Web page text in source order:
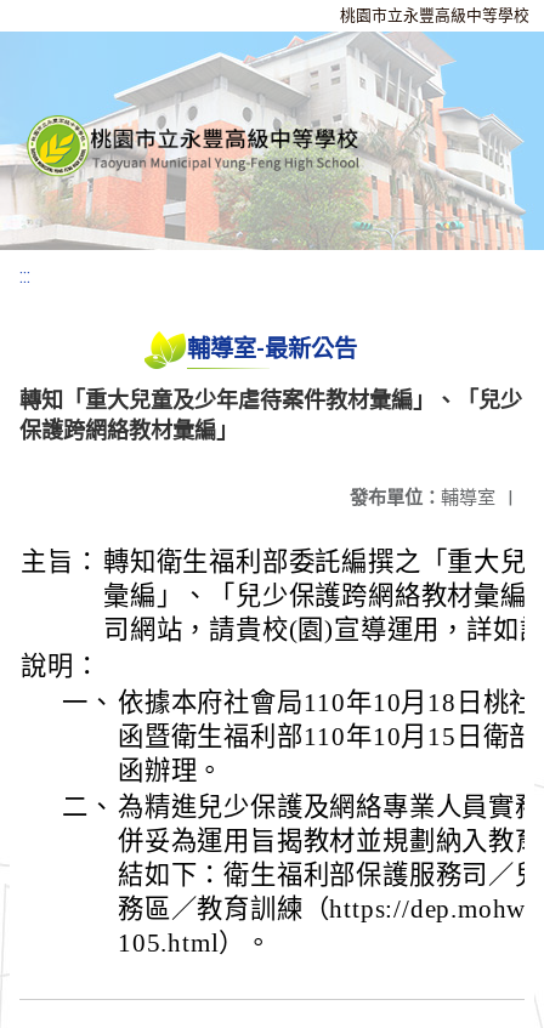
桃園市立永豐高級中等學校
:::
輔導室-最新公告
轉知「重大兒童及少年虐待案件教材彙編」、「兒少
保護跨網絡教材彙編」
發布單位： 輔導室 |
主旨： 轉知衛生福利部委託編撰之「重大兒
彙編」、「兒少保護跨網絡教材彙編
司網站，請貴校(園)宣導運用，詳如
說明：
一、 依據本府社會局110年10月18日桃
函暨衛生福利部110年10月15日衛
函辦理。
二、 為精進兒少保護及網絡專業人員實
併妥為運用旨揭教材並規劃納入教
結如下：衛生福利部保護服務司／
務區／教育訓練（https://
105.html）。